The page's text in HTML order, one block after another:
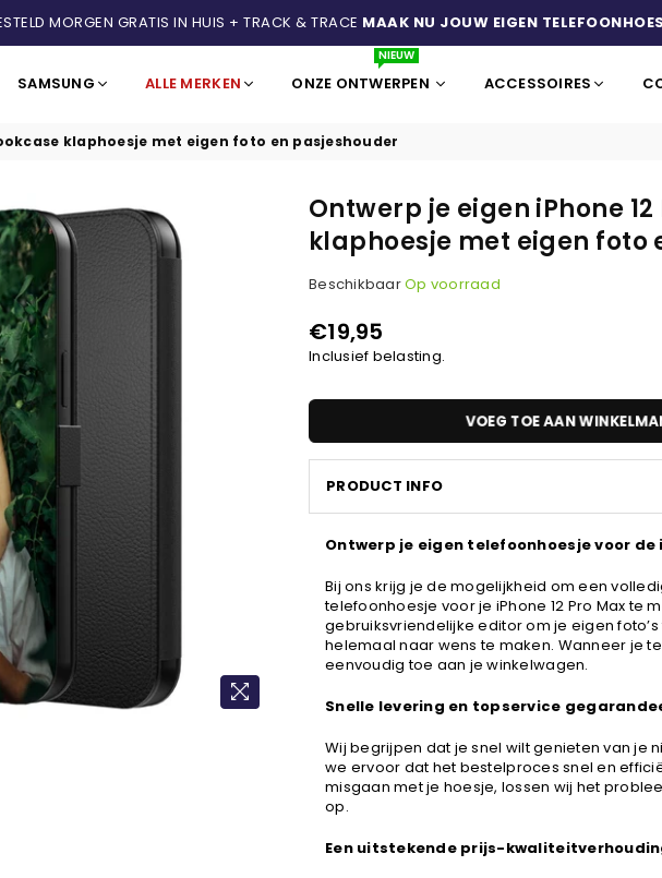
MORGEN GRATIS IN HUIS + TRACK & TRACE MAAK NU JOUW EIGEN
SAMSUNG ALLE MERKEN ONZE ONTWERPEN
NIEUW
ACCESSOIRES
klaphoesje met eigen foto en pasjeshouder
Ontwerp je eigen iPhone
klaphoesje met eigen foto
BeschikbaarOp voorraad
Normale
prijs
€19,95
Inclusief belasting.
VOEG TOE AAN
PRODUCT INFO
Ontwerp je eigen telefoonhoesje voor de
Bij ons krijg je de mogelijkheid om een
telefoonhoesje voor je iPhone 12 Pro Max te
gebruiksvriendelijke editor om je eigen
helemaal naar wens te maken. Wanneer je
eenvoudig toe aan je winkelwagen.
Snelle levering en topservice
Wij begrijpen dat je snel wilt genieten van je
we ervoor dat het bestelproces snel en
misgaan met je hoesje, lossen wij het
op.
Een uitstekende prijs-